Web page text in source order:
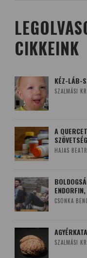
CIKKEINK
KÉZ-LÁB-
SZALMÁSI
A
HAJAS
CSONKA
SZALMÁSI